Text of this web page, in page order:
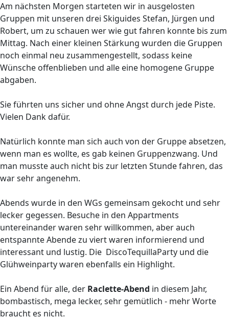
Am nächsten Morgen starteten wir in ausgelosten
Gruppen mit unseren drei Skiguides Stefan, Jürgen und
Robert, um zu schauen wer wie gut fahren konnte bis zum
Mittag. Nach einer kleinen Stärkung wurden die Gruppen
noch einmal neu zusammengestellt, sodass keine
Wünsche offenblieben und alle eine homogene Gruppe
abgaben.
Sie führten uns sicher und ohne Angst durch jede Piste.
Vielen Dank dafür.
Natürlich konnte man sich auch von der Gruppe absetzen,
wenn man es wollte, es gab keinen Gruppenzwang. Und
man musste auch nicht bis zur letzten Stunde fahren, das
war sehr angenehm.
Abends wurde in den WGs gemeinsam gekocht und sehr
lecker gegessen. Besuche in den Appartments
untereinander waren sehr willkommen, aber auch
entspannte Abende zu viert waren informierend und
interessant und lustig. Die DiscoTequillaParty und die
Glühweinparty waren ebenfalls ein Highlight.
Ein Abend für alle, der Raclette-Abend in diesem Jahr,
bombastisch, mega lecker, sehr gemütlich - mehr Worte
braucht es nicht.